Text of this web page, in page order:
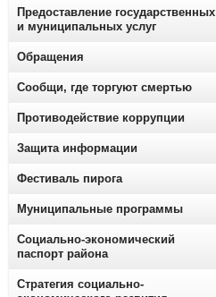
Предоставление государственных
и муниципальных услуг
Обращения
Сообщи, где торгуют смертью
Противодействие коррупции
Защита информации
Фестиваль пирога
Муниципальные программы
Социально-экономический
паспорт района
Стратегия социально-